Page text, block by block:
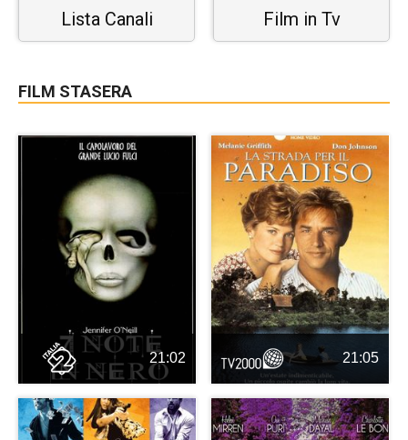
Lista Canali Film in Tv
FILM STASERA
21:02 21:05